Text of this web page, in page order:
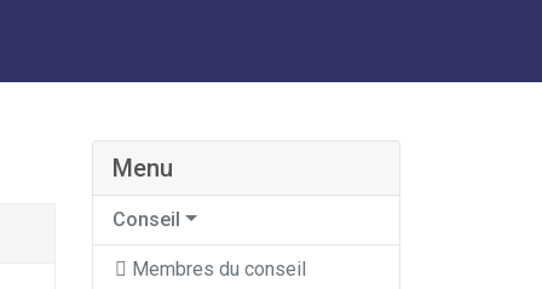
Menu
Conseil
Membres du conseil